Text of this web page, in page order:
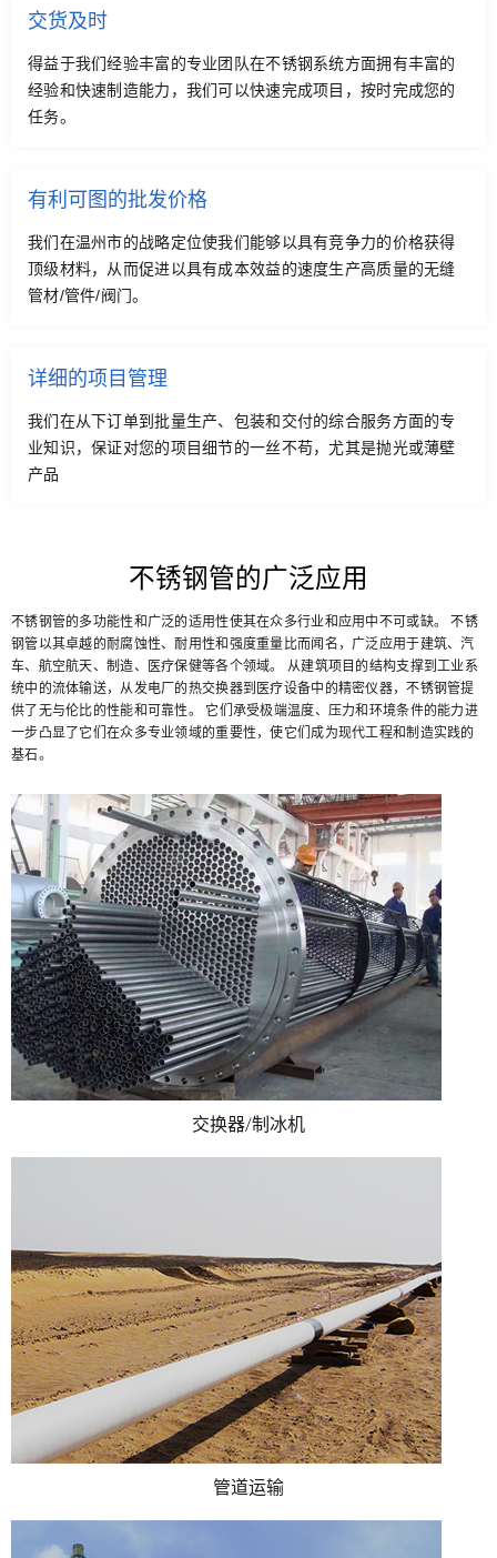
交货及时
得益于我们经验丰富的专业团队在不锈钢系统方面拥有丰富的
经验和快速制造能力，我们可以快速完成项目，按时完成您的
任务。
有利可图的批发价格
我们在温州市的战略定位使我们能够以具有竞争力的价格获得
顶级材料，从而促进以具有成本效益的速度生产高质量的无缝
管材/管件/阀门。
详细的项目管理
我们在从下订单到批量生产、包装和交付的综合服务方面的专
业知识，保证对您的项目细节的一丝不苟，尤其是抛光或薄壁
产品
不锈钢管的广泛应用
不锈钢管的多功能性和广泛的适用性使其在众多行业和应用中不可或缺。 不锈
钢管以其卓越的耐腐蚀性、耐用性和强度重量比而闻名，广泛应用于建筑、汽
车、航空航天、制造、医疗保健等各个领域。 从建筑项目的结构支撑到工业系
统中的流体输送，从发电厂的热交换器到医疗设备中的精密仪器，不锈钢管提
供了无与伦比的性能和可靠性。 它们承受极端温度、压力和环境条件的能力进
一步凸显了它们在众多专业领域的重要性，使它们成为现代工程和制造实践的
基石。
交换器/制冰机
管道运输